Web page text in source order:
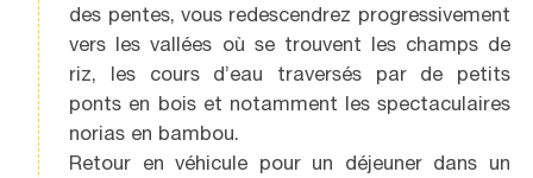
des pentes, vous redescendrez progressivement
vers les vallées où se trouvent les champs de
riz, les cours d’eau traversés par de petits
ponts en bois et notamment les spectaculaires
norias en bambou.
Retour en véhicule pour un déjeuner dans un